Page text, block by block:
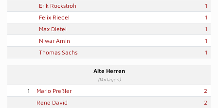
Erik Rockstroh
1
Felix Riedel
1
Max Dietel
1
Niwar Amin
1
Thomas Sachs
1
Alte Herren
(Vorlagen)
1 Mario Preßler
2
Rene David
2